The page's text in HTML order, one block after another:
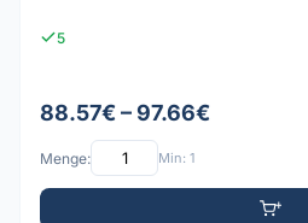
5
88.57€ – 97.66€
Menge: Min: 1